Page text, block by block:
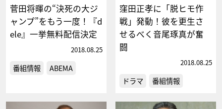
菅田将暉の“決死の大ジ
ャンプ”をもう一度！『d
ele』一挙無料配信決定
2018.08.25
番組情報 ABEMA
窪田正孝に「脱ヒモ作
戦」発動！彼を更生さ
せるべく音尾琢真が奮
闘
2018.08.25
ドラマ 番組情報